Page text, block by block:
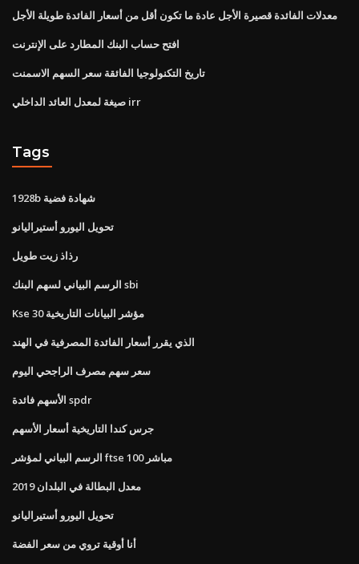
معدلات الفائدة قصيرة الأجل عادة ما تكون أقل من أسعار الفائدة طويلة الأجل
افتح حساب البنك المطارد على الإنترنت
تاريخ التكنولوجيا الفائقة سعر السهم الاسمنت
صيغة لمعدل العائد الداخلي irr
Tags
1928b شهادة فضية
تحويل اليورو أستيراليانو
رذاذ زيت طويل
الرسم البياني لسهم البنك sbi
Kse 30 مؤشر البيانات التاريخية
الذي يقرر أسعار الفائدة المصرفية في الهند
سعر سهم مصرف الراجحي اليوم
الأسهم فائدة spdr
جرس كندا التاريخية أسعار الأسهم
الرسم البياني لمؤشر ftse 100 مباشر
معدل البطالة في البلدان 2019
تحويل اليورو أستيراليانو
أنا أوقية تروي من سعر الفضة